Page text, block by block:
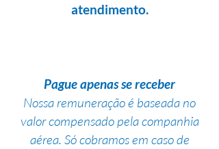
atendimento.
Pague apenas se receber
Nossa remuneração é baseada no
valor compensado pela companhia
aérea. Só cobramos em caso de